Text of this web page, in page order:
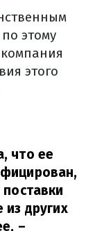
этому
компания
этого
что ее
других
–